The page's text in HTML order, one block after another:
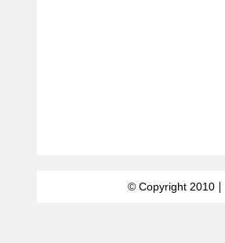
© Copyright 2010